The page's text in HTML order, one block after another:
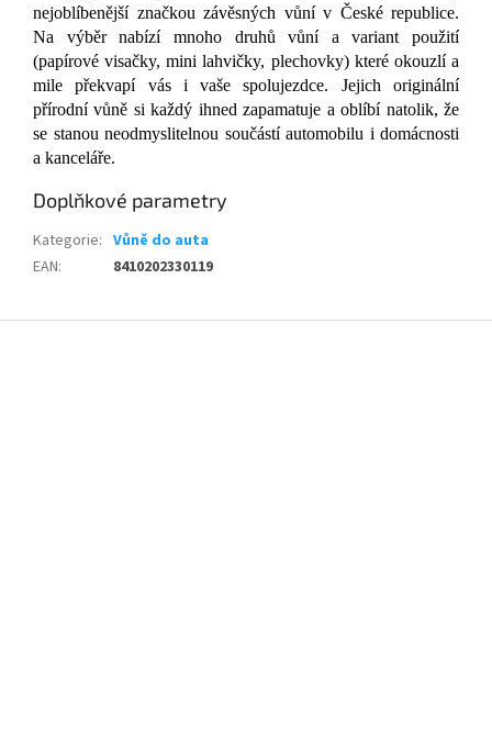
nejoblíbenější značkou závěsných vůní v České republice.
Na výběr nabízí mnoho druhů vůní a variant použití
(papírové visačky, mini lahvičky, plechovky) které okouzlí a
mile překvapí vás i vaše spolujezdce. Jejich originální
přírodní vůně si každý ihned zapamatuje a oblíbí natolik, že
se stanou neodmyslitelnou součástí automobilu i domácnosti
a kanceláře.
Doplňkové parametry
Kategorie: Vůně do auta
EAN: 8410202330119